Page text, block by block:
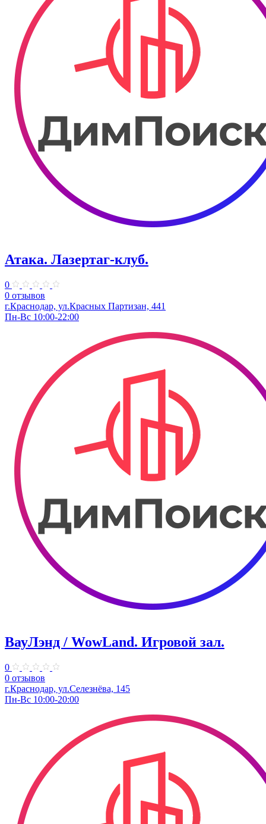
Атака. ​Лазертаг-клуб.
0
0 отзывов
г.Краснодар, ул.Красных Партизан, 441
Пн-Вс 10:00-22:00
ВауЛэнд / WowLand. ​Игровой зал.
0
0 отзывов
г.Краснодар, ул.Селезнёва, 145
Пн-Вс 10:00-20:00